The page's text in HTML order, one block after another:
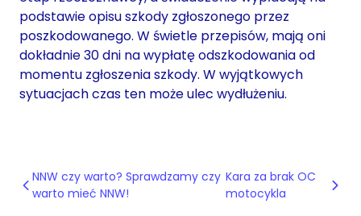
podstawie opisu szkody zgłoszonego przez
poszkodowanego. W świetle przepisów, mają oni
dokładnie 30 dni na wypłatę odszkodowania od
momentu zgłoszenia szkody. W wyjątkowych
sytuacjach czas ten może ulec wydłużeniu.
NNW czy warto? Sprawdzamy czy
warto mieć NNW!
Kara za brak OC
motocykla